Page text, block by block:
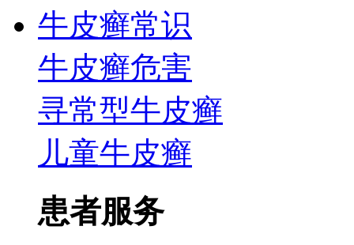
牛皮癣常识
牛皮癣危害
寻常型牛皮癣
儿童牛皮癣
患者服务